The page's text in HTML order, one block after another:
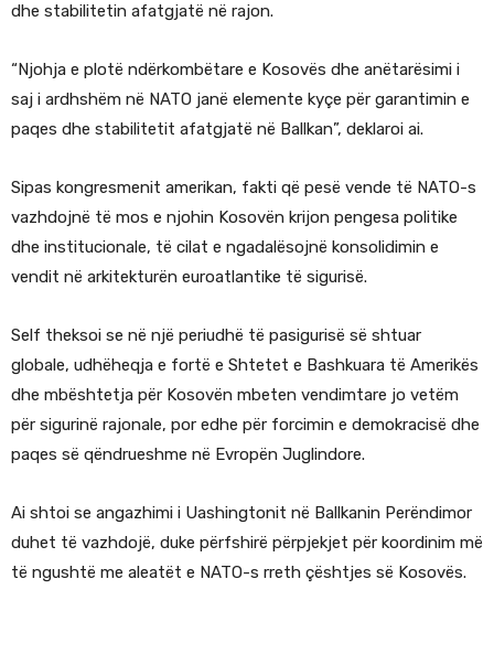
dhe stabilitetin afatgjatë në rajon.
“Njohja e plotë ndërkombëtare e Kosovës dhe anëtarësimi i
saj i ardhshëm në NATO janë elemente kyçe për garantimin e
paqes dhe stabilitetit afatgjatë në Ballkan”, deklaroi ai.
Sipas kongresmenit amerikan, fakti që pesë vende të NATO-s
vazhdojnë të mos e njohin Kosovën krijon pengesa politike
dhe institucionale, të cilat e ngadalësojnë konsolidimin e
vendit në arkitekturën euroatlantike të sigurisë.
Self theksoi se në një periudhë të pasigurisë së shtuar
globale, udhëheqja e fortë e Shtetet e Bashkuara të Amerikës
dhe mbështetja për Kosovën mbeten vendimtare jo vetëm
për sigurinë rajonale, por edhe për forcimin e demokracisë dhe
paqes së qëndrueshme në Evropën Juglindore.
Ai shtoi se angazhimi i Uashingtonit në Ballkanin Perëndimor
duhet të vazhdojë, duke përfshirë përpjekjet për koordinim më
të ngushtë me aleatët e NATO-s rreth çështjes së Kosovës.